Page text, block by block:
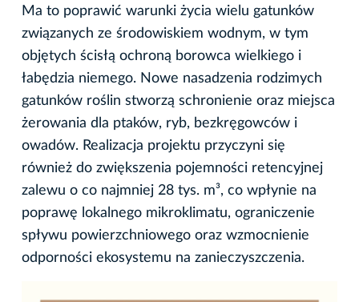
Ma to poprawić warunki życia wielu gatunków
związanych ze środowiskiem wodnym, w tym
objętych ścisłą ochroną borowca wielkiego i
łabędzia niemego. Nowe nasadzenia rodzimych
gatunków roślin stworzą schronienie oraz miejsca
żerowania dla ptaków, ryb, bezkręgowców i
owadów. Realizacja projektu przyczyni się
również do zwiększenia pojemności retencyjnej
zalewu o co najmniej 28 tys. m³, co wpłynie na
poprawę lokalnego mikroklimatu, ograniczenie
spływu powierzchniowego oraz wzmocnienie
odporności ekosystemu na zanieczyszczenia.